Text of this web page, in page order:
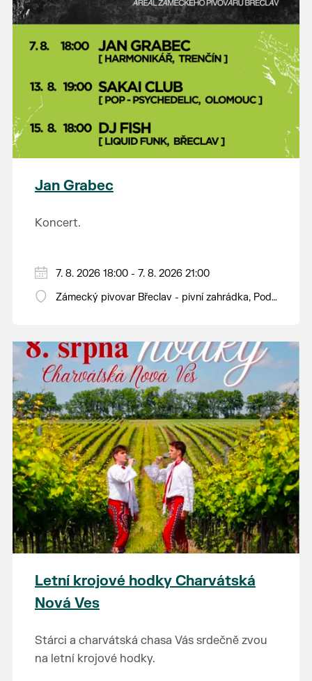
Jan Grabec
Koncert.
7. 8. 2026 18:00 - 7. 8. 2026 21:00
Zámecký pivovar Břeclav - pivní zahrádka, Pod
Letní krojové hodky Charvátská
Nová Ves
Stárci a charvátská chasa Vás srdečně zvou
na letní krojové hodky.